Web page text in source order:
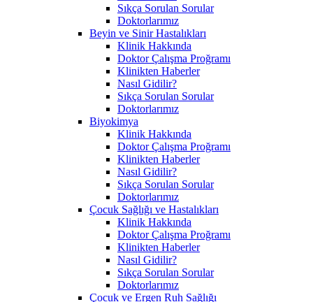
Sıkça Sorulan Sorular
Doktorlarımız
Beyin ve Sinir Hastalıkları
Klinik Hakkında
Doktor Çalışma Proğramı
Klinikten Haberler
Nasıl Gidilir?
Sıkça Sorulan Sorular
Doktorlarımız
Biyokimya
Klinik Hakkında
Doktor Çalışma Proğramı
Klinikten Haberler
Nasıl Gidilir?
Sıkça Sorulan Sorular
Doktorlarımız
Çocuk Sağlığı ve Hastalıkları
Klinik Hakkında
Doktor Çalışma Proğramı
Klinikten Haberler
Nasıl Gidilir?
Sıkça Sorulan Sorular
Doktorlarımız
Çocuk ve Ergen Ruh Sağlığı